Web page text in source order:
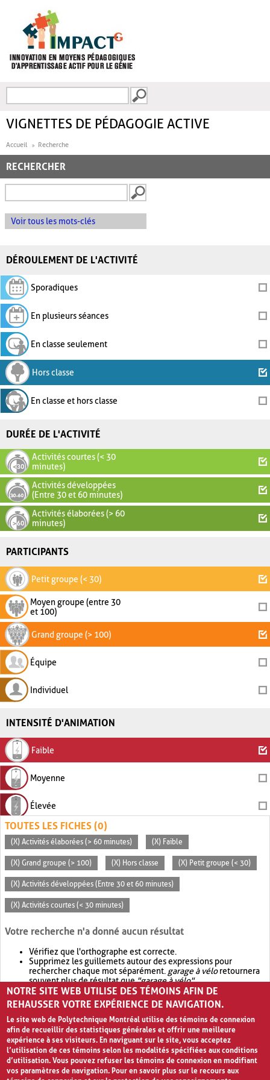
FORMULAIRE DE
VIGNETTES DE PÉDAGOGIE ACTIVE
Accueil Recherche
RECHERCHER
Voir tous les mots-clés
DÉROULEMENT DE L'ACTIVITÉ
Sporadiques
En plusieurs séances
En classe seulement
Hors classe
En classe et hors classe
DURÉE DE L'ACTIVITÉ
Activités courtes (< 30
minutes)
Activités développées
(Entre 30 et 60 minutes)
Activités élaborées (> 60
minutes)
PARTICIPANTS
Petit groupe (< 30)
Moyen groupe (entre 30
et 100)
Grand groupe (> 100)
Équipe
Individuel
INTENSITÉ D'ANIMATION
Faible
Moyenne
Élevée
TOUTES LES FICHES (0)
(X) Activités élaborées (> 60 minutes) (X) Faible
(X) Grand groupe (> 100) (X) Hors classe (X) Petit groupe (< 30)
(X) Activités développées (Entre 30 et 60 minutes)
(X) Activités courtes (< 30 minutes)
Votre recherche n'a donné aucun résultat
Vérifiez que l'orthographe est correcte.
Supprimez les guillemets autour des expressions pour
rechercher chaque mot séparément. garage à véloretournera
souvent plus de résultat que"garage à vélo".
Envisagez d'élargir votre recherche avec OR.garage OR vélo
retournera souvent plus de résultat quegarage à vélo
NOTRE SITE WEB UTILISE DES TÉMOINS AFIN DE
REHAUSSER VOTRE EXPÉRIENCE DE NAVIGATION.
Le site web de Polytechnique Montréal utilise des témoins de connexion
afin de recueillir des statistiques générales et offrir une meilleure
expérience à ses visiteurs. En naviguant sur le site, vous acceptez
l’utilisation de ces témoins selon les modalités spécifiées aux conditions
d’utilisation. Vous pouvez refuser les témoins de connexion en modifiant
vos paramètres de navigation. Pour en savoir plus sur le recours aux